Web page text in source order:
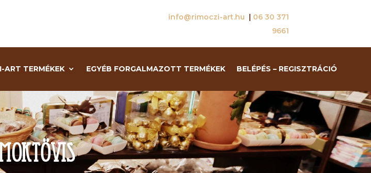
info@rimoczi-art.hu | 06 30 371
9661
ART TERMÉKEK EGYÉB FORGALMAZOTT TERMÉKEK BELÉPÉS – REGISZTRÁCIÓ